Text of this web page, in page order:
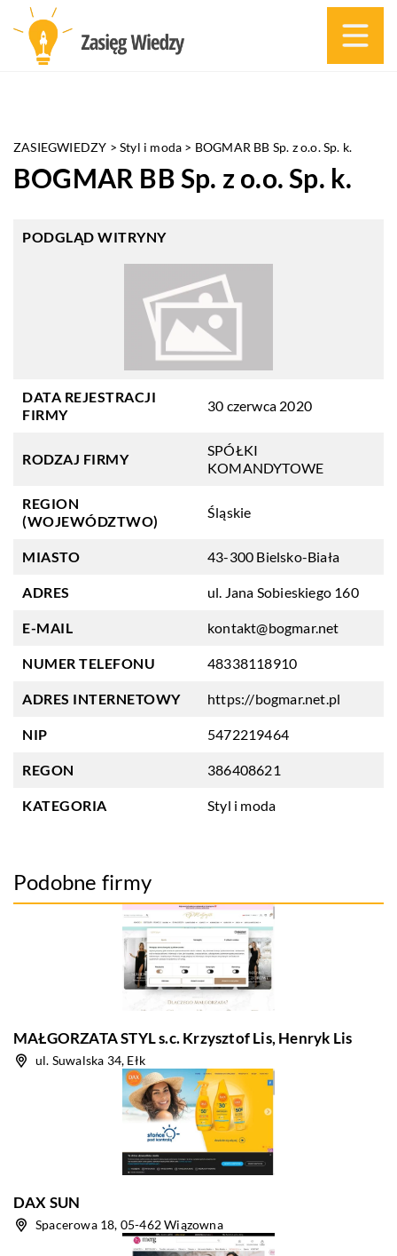
ZASIEGWIEDZY >Styl i moda > BOGMAR BB Sp. z o.o. Sp. k.
BOGMAR BB Sp. z o.o. Sp. k.
PODGLĄD WITRYNY
DATA REJESTRACJI
FIRMY
30 czerwca 2020
RODZAJ FIRMY
SPÓŁKI
KOMANDYTOWE
REGION
(WOJEWÓDZTWO)
Śląskie
MIASTO 43-300 Bielsko-Biała
ADRES ul. Jana Sobieskiego 160
E-MAIL kontakt@bogmar.net
NUMER TELEFONU 48338118910
ADRES INTERNETOWY https://bogmar.net.pl
NIP 5472219464
REGON 386408621
KATEGORIA Styl i moda
Podobne firmy
MAŁGORZATA STYL s.c. Krzysztof Lis, Henryk Lis
ul. Suwalska 34, Ełk
DAX SUN
Spacerowa 18, 05-462 Wiązowna